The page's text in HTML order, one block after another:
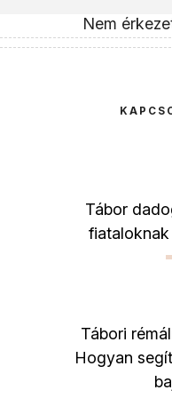
Nem
Tábor
fiataloknak
Tábori
Hogyan